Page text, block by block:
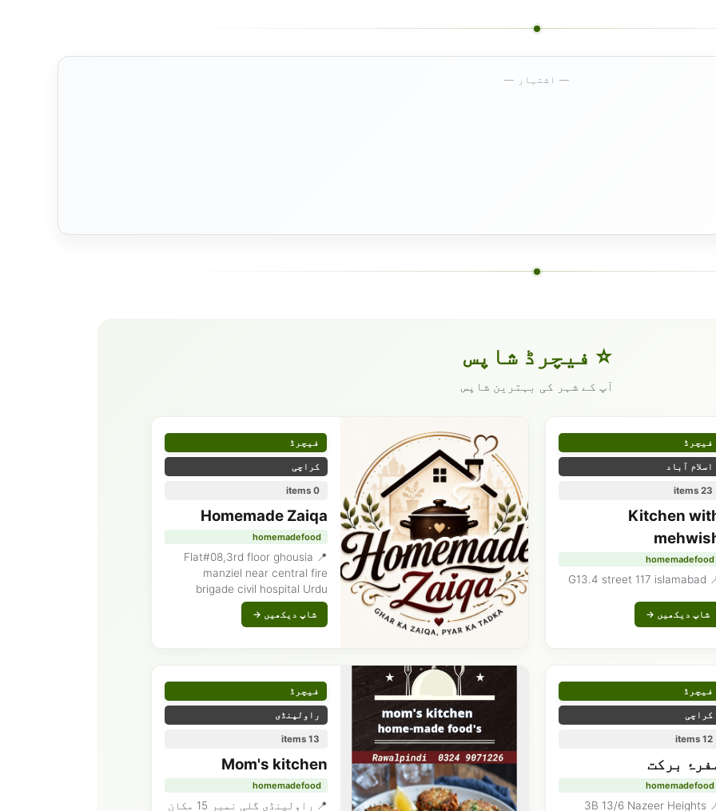
— اشتہار —
⭐ فیچرڈ شاپس
آپ کے شہر کی بہترین شاپس
فیچرڈ
اسلام آباد
23 items
Kitchen
homemadefood
📍 G13.4
شاپ دیکھیں →
فیچرڈ
کراچی
0 items
Homemade Zaiqa
homemadefood
📍 Flat#08,3rd floor ghousia
manziel near central fire
brigade civil hospital Urdu
university hira lal ganatra road
Karachi
شاپ دیکھیں →
فیچرڈ
کراچی
12 items
برکت
homemadefood
📍 3B 13/6 Nazeer Heights
فیچرڈ
راولپنڈی
13 items
Mom's kitchen
homemadefood
📍 راولپنڈی گلی نمبر 15 مکان